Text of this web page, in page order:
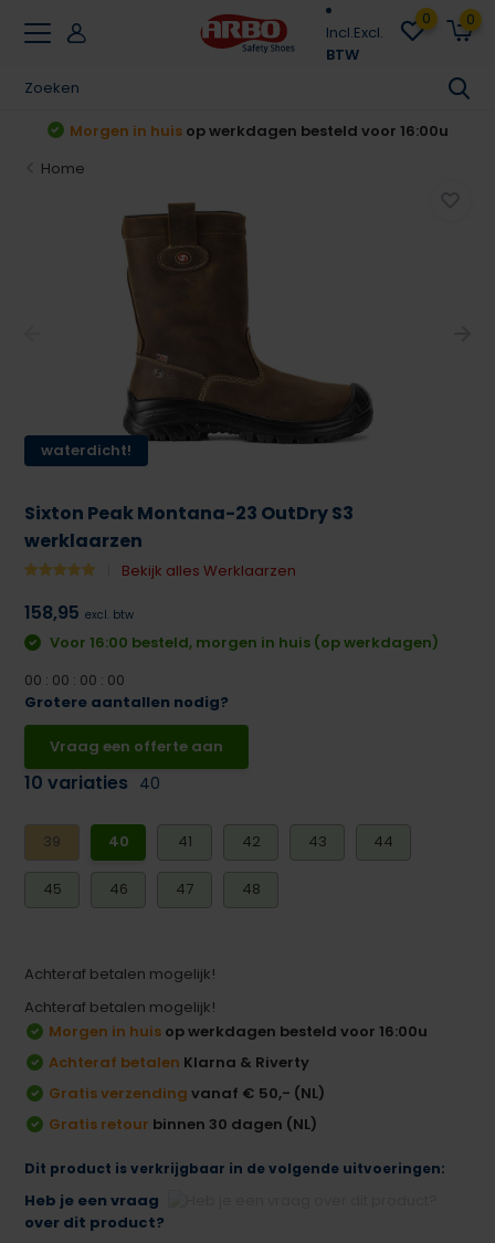
Incl.Excl.
BTW
0 0
Morgen in huis op werkdagen besteld voor 16:00u
Home
waterdicht!
Sixton Peak Montana-23 OutDry S3
werklaarzen
Bekijk alles Werklaarzen
158,95 excl. btw
Voor 16:00 besteld, morgen in huis (op werkdagen)
00 : 00 : 00 : 00
Grotere aantallen nodig?
Vraag een offerte aan
10 variaties 40
39 40 41 42 43 44
45 46 47 48
Achteraf betalen mogelijk!
Achteraf betalen mogelijk!
Morgen in huis op werkdagen besteld voor 16:00u
Achteraf betalen Klarna & Riverty
Gratis verzending vanaf € 50,- (NL)
Gratis retour binnen 30 dagen (NL)
Dit product is verkrijgbaar in de volgende uitvoeringen:
Heb je een vraag
over dit product?